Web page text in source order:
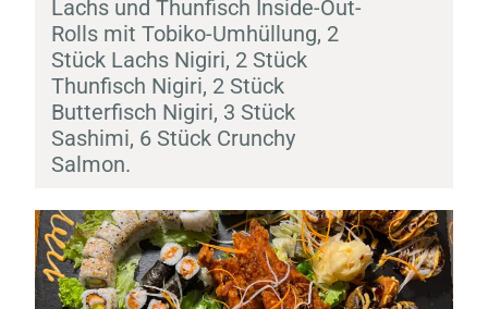
Lachs und Thunfisch Inside-Out-
Rolls mit Tobiko-Umhüllung, 2
Stück Lachs Nigiri, 2 Stück
Thunfisch Nigiri, 2 Stück
Butterfisch Nigiri, 3 Stück
Sashimi, 6 Stück Crunchy
Salmon.
Personen
Time